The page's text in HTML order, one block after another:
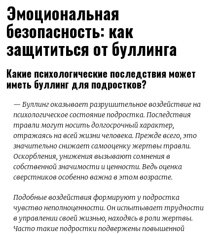
Эмоциональная
безопасность: как
защититься от буллинга
Какие психологические последствия может
иметь буллинг для подростков?
— Буллинг оказывает разрушительное воздействие на
психологическое состояние подростка. Последствия
травли могут носить долгосрочный характер,
отражаясь на всей жизни человека. Прежде всего, это
значительно снижает самооценку жертвы травли.
Оскорбления, унижения вызывают сомнения в
собственной значимости и ценности. Ведь оценка
сверстников особенно важна в этом возрасте.
Подобные воздействия формируют у подростка
чувство неполноценности. Он испытывает трудности
в управлении своей жизнью, находясь в роли жертвы.
Часто такие подростки подвержены повышенной